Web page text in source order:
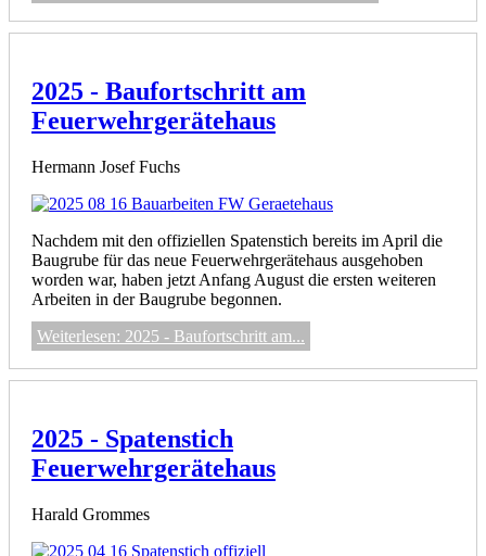
2025 - Baufortschritt am
Feuerwehrgerätehaus
Hermann Josef Fuchs
Nachdem mit den offiziellen Spatenstich bereits im April die
Baugrube für das neue Feuerwehrgerätehaus ausgehoben
worden war, haben jetzt Anfang August die ersten weiteren
Arbeiten in der Baugrube begonnen.
Weiterlesen: 2025 - Baufortschritt am...
2025 - Spatenstich
Feuerwehrgerätehaus
Harald Grommes